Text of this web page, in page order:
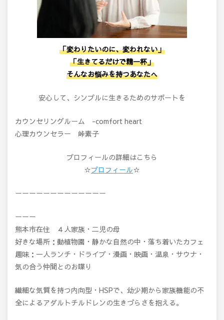
「変わりたいのに、変われない」
「生きてるだけで精一杯」
そんなお悩みを持つあなたへ
安心して、シンプルに生きるためのサポートを
カウンセリングルーム -comfort heart
心理カウンセラー 峠素子
プロフィールの詳細はこちら
☆プロフィール☆
ーーーーーーーーーーーーー
ーーー
熊本市在住 ４人家族・二児の母
好きな場所：動植物園・静かな自然の中・落ち着いたカフェ
趣味：一人ランチ・ドライブ・漫画・映画・温泉・サウナ・
気の合う仲間とのお喋り
繊細な気質を持つ内向型・HSPで、幼少期から家族機能の不
全によるアダルトチルドレンの生きづらさを抱える。